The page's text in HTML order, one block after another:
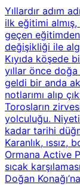
Yıllardır adım
ilk eğitimi
geçen
değişikliği ile
Kıyıda köşede
yıllar önce
geldi bir anda
notlarımı alıp
Torosların
yolculuğu.
kadar tarihi
Karanlık,
Ormana Active
sıcak
Doğan